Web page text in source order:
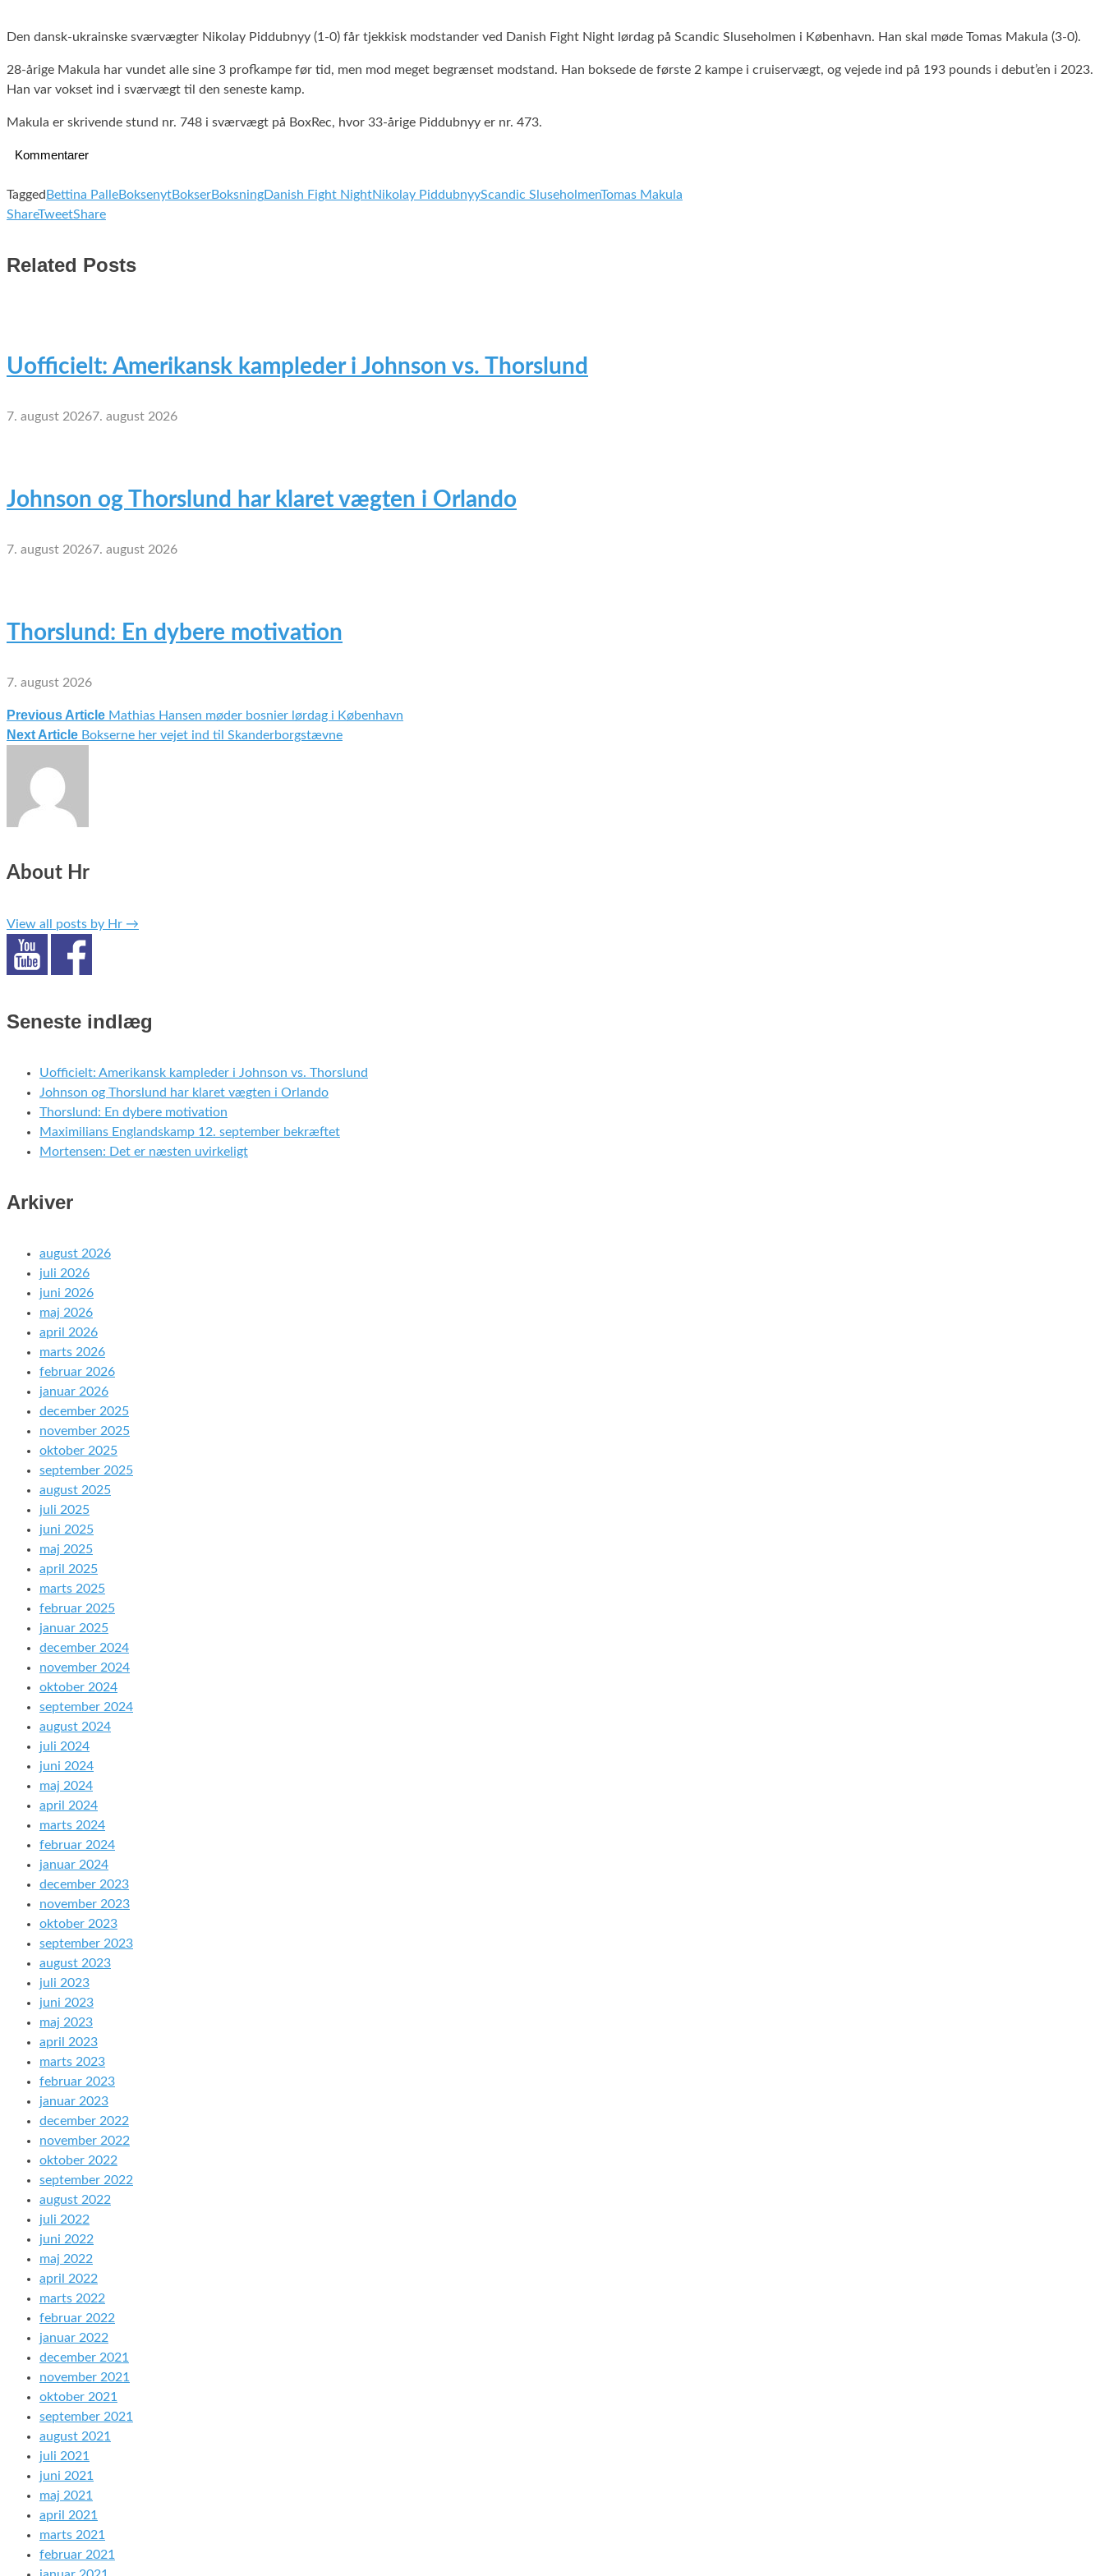
Den dansk-ukrainske sværvægter Nikolay Piddubnyy (1-0) får tjekkisk modstander ved Danish Fight Night lørdag på Scandic Sluseholmen i København. Han skal møde Tomas Makula (3-0).
28-årige Makula har vundet alle sine 3 profkampe før tid, men mod meget begrænset modstand. Han boksede de første 2 kampe i cruiservægt, og vejede ind på 193 pounds i debut’en i 2023.
Han var vokset ind i sværvægt til den seneste kamp.
Makula er skrivende stund nr. 748 i sværvægt på BoxRec, hvor 33-årige Piddubnyy er nr. 473.
Kommentarer
Tagged Bettina PalleBoksenytBokserBoksningDanish Fight NightNikolay PiddubnyyScandic SluseholmenTomas Makula
ShareTweetShare
Related Posts
Uofficielt: Amerikansk kampleder i Johnson vs. Thorslund
7. august 20267. august 2026
Johnson og Thorslund har klaret vægten i Orlando
7. august 20267. august 2026
Thorslund: En dybere motivation
7. august 2026
Indlægsnavigation
Previous Article Mathias Hansen møder bosnier lørdag i København
Next Article Bokserne her vejet ind til Skanderborgstævne
About Hr
View all posts by Hr →
Seneste indlæg
Uofficielt: Amerikansk kampleder i Johnson vs. Thorslund
Johnson og Thorslund har klaret vægten i Orlando
Thorslund: En dybere motivation
Maximilians Englandskamp 12. september bekræftet
Mortensen: Det er næsten uvirkeligt
Arkiver
august 2026
juli 2026
juni 2026
maj 2026
april 2026
marts 2026
februar 2026
januar 2026
december 2025
november 2025
oktober 2025
september 2025
august 2025
juli 2025
juni 2025
maj 2025
april 2025
marts 2025
februar 2025
januar 2025
december 2024
november 2024
oktober 2024
september 2024
august 2024
juli 2024
juni 2024
maj 2024
april 2024
marts 2024
februar 2024
januar 2024
december 2023
november 2023
oktober 2023
september 2023
august 2023
juli 2023
juni 2023
maj 2023
april 2023
marts 2023
februar 2023
januar 2023
december 2022
november 2022
oktober 2022
september 2022
august 2022
juli 2022
juni 2022
maj 2022
april 2022
marts 2022
februar 2022
januar 2022
december 2021
november 2021
oktober 2021
september 2021
august 2021
juli 2021
juni 2021
maj 2021
april 2021
marts 2021
februar 2021